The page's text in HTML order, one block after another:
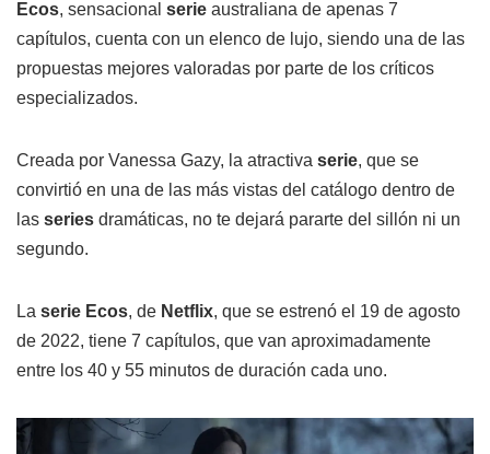
Ecos, sensacional serie australiana de apenas 7
capítulos, cuenta con un elenco de lujo, siendo una de las
propuestas mejores valoradas por parte de los críticos
especializados.
Creada por Vanessa Gazy, la atractiva serie, que se
convirtió en una de las más vistas del catálogo dentro de
las series dramáticas, no te dejará pararte del sillón ni un
segundo.
La serie Ecos, de Netflix, que se estrenó el 19 de agosto
de 2022, tiene 7 capítulos, que van aproximadamente
entre los 40 y 55 minutos de duración cada uno.